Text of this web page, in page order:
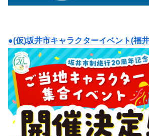
●(仮)坂井市キャラクターイベント(福